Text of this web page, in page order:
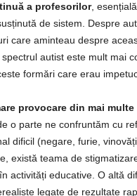
a profesorilor,
de sistem. Despre
care aminteau despre
autist este mult mai
formări care erau
provocare din mai multe
o parte ne confruntăm cu
dificil (negare, furie,
există teama de
activități educative. O altă
legate de rezultate